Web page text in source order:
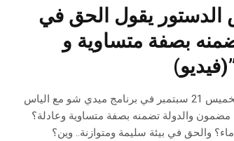
يقول الحق في
بصفة متساوية و
قال وحيد الفرشيشي أستاذ القانون اليوم الخميس 21 سبتمبر في برنامج ميدي شو مع الياس
والدولة تضمنه بصفة متساوية وعادلة؟
والحق في بيئة سليمة ومتوازنة.. وين؟